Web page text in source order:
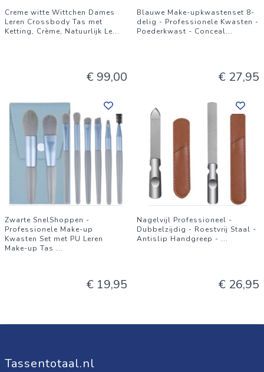
kind de kans om de opwinding van het vissen te ervaren!
Bestel vandaag nog deze complete kinderhengelsset en
Creme witte Wittchen Dames
Leren Crossbody Tas met
Ketting, Crème, Natuurlijk Le...
€ 99,00
Blauwe Make-upkwastenset 8-
delig - Professionele Kwasten -
Poederkwast - Conceal...
€ 27,95
Zwarte SnelShoppen -
Professionele Make-up
Kwasten Set met PU Leren
Make-up Tas ...
€ 19,95
Nagelvijl Professioneel -
Dubbelzijdig - Roestvrij Staal -
Antislip Handgreep - ...
€ 26,95
Tassentotaal.nl